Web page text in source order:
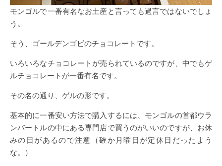
モンゴルで一番有名なお土産と言っても過言ではないでしょ
う。
そう、ゴールデンゴビのチョコレートです。
いろいろなチョコレートが売られているのですが、中でもゲ
ルチョコレートが一番有名です。
その名の通り、ゲルの形です。
基本的に一番安い方法で購入するには、モンゴルの首都ウラ
ンバートルの中にある専門店で買うのがいいのですが、お休
みの日があるので注意（確か月曜日が定休日だったよう
な。）